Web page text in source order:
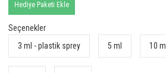
Hediye Paketi Ekle
Seçenekler
3 ml - plastik sprey
5 ml 10 ml